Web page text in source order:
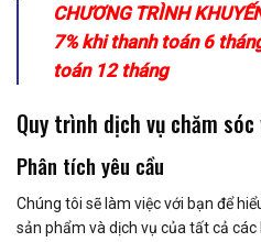
CHƯƠNG TRÌNH
7% khi thanh toán 6
toán 12 tháng
Quy trình dịch vụ chăm
Phân tích yêu cầu
Chúng tôi sẽ làm việc với bạn để
sản phẩm và dịch vụ của tất cả